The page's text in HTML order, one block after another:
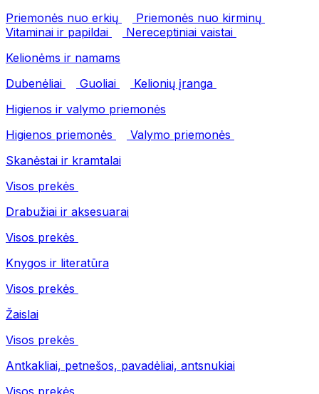
Priemonės nuo erkių
Priemonės nuo kirminų
Vitaminai ir papildai
Nereceptiniai vaistai
Kelionėms ir namams
Dubenėliai
Guoliai
Kelionių įranga
Higienos ir valymo priemonės
Higienos priemonės
Valymo priemonės
Skanėstai ir kramtalai
Visos prekės
Drabužiai ir aksesuarai
Visos prekės
Knygos ir literatūra
Visos prekės
Žaislai
Visos prekės
Antkakliai, petnešos, pavadėliai, antsnukiai
Visos prekės